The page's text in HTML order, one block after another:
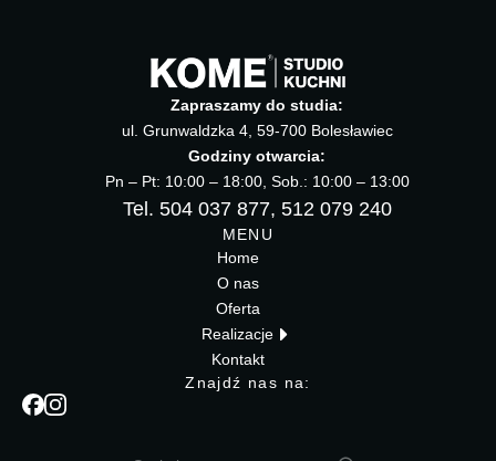
Zapraszamy do studia:
ul. Grunwaldzka 4, 59-700 Bolesławiec
Godziny otwarcia:
Pn – Pt: 10:00 – 18:00, Sob.: 10:00 – 13:00
Tel. 504 037 877, 512 079 240
MENU
Home
O nas
Oferta
Realizacje
Kontakt
Znajdź nas na: